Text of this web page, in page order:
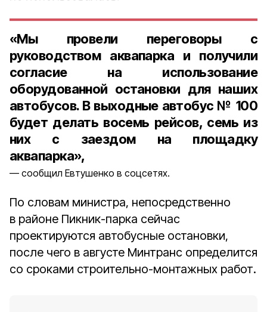
«Мы провели переговоры с
руководством аквапарка и получили
согласие на использование
оборудованной остановки для наших
автобусов. В выходные автобус № 100
будет делать восемь рейсов, семь из
них с заездом на площадку
аквапарка»,
сообщил Евтушенко в соцсетях.
По словам министра, непосредственно
в районе Пикник-парка сейчас
проектируются автобусные остановки,
после чего в августе Минтранс определится
со сроками строительно-монтажных работ.